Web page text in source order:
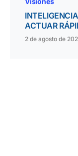
ACTUAR
2 de agosto de